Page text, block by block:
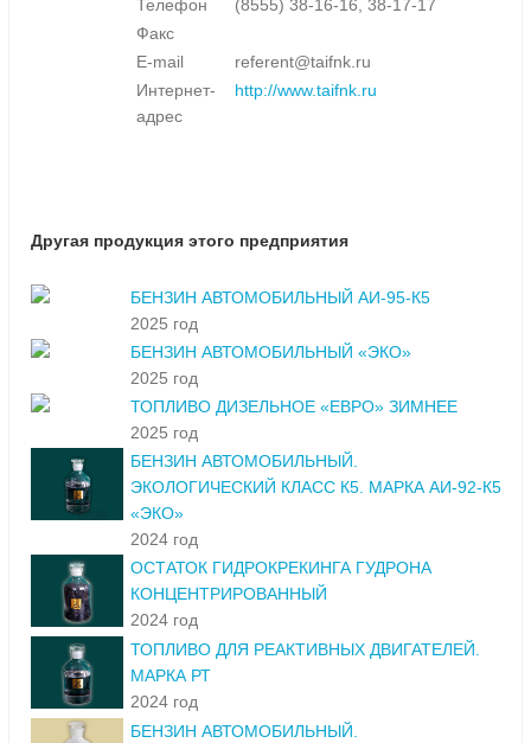
Телефон
(8555) 38-16-16, 38-17-17
Факс
E-mail
referent@taifnk.ru
Интернет-
адрес
http://www.taifnk.ru
Другая продукция этого предприятия
БЕНЗИН АВТОМОБИЛЬНЫЙ АИ-95-К5
2025 год
БЕНЗИН АВТОМОБИЛЬНЫЙ «ЭКО»
2025 год
ТОПЛИВО ДИЗЕЛЬНОЕ «ЕВРО» ЗИМНЕЕ
2025 год
БЕНЗИН АВТОМОБИЛЬНЫЙ.
ЭКОЛОГИЧЕСКИЙ КЛАСС К5. МАРКА АИ-92-К5
«ЭКО»
2024 год
ОСТАТОК ГИДРОКРЕКИНГА ГУДРОНА
КОНЦЕНТРИРОВАННЫЙ
2024 год
ТОПЛИВО ДЛЯ РЕАКТИВНЫХ ДВИГАТЕЛЕЙ.
МАРКА РТ
2024 год
БЕНЗИН АВТОМОБИЛЬНЫЙ.